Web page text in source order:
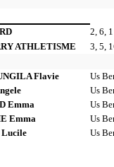
2, 6,
ATHLETISME
3, 5,
Flavie
Us
Us
Emma
Us
Emma
Us
Lucile Us